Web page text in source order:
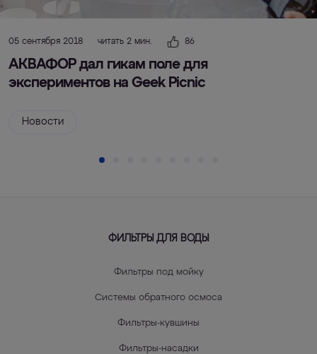
05 сентября 2018 читать 2 мин. 86
АКВАФОР дал гикам поле для
экспериментов на Geek Picnic
Новости
ФИЛЬТРЫ ДЛЯ ВОДЫ
Фильтры под мойку
Системы обратного осмоса
Фильтры-кувшины
Фильтры-насадки